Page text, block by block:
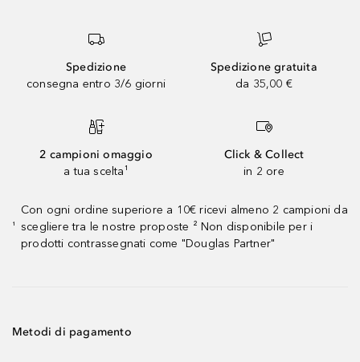
Spedizione
consegna entro 3/6 giorni
Spedizione gratuita
da 35,00 €
2 campioni omaggio
a tua scelta¹
Click & Collect
in 2 ore
¹
Con ogni ordine superiore a 10€ ricevi almeno 2 campioni da
scegliere tra le nostre proposte ² Non disponibile per i
prodotti contrassegnati come "Douglas Partner"
Metodi di pagamento